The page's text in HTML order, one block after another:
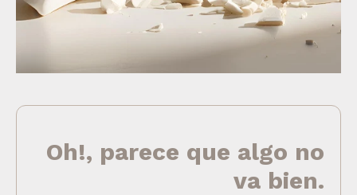
Oh!, parece que algo no
va bien.